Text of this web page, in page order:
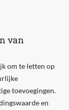
van
om te letten op
toevoegingen.
en